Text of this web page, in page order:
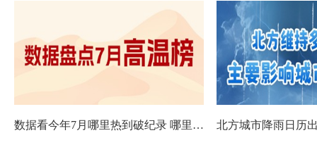
数据看今年7月哪里热到破纪录 哪里暑热连轴转